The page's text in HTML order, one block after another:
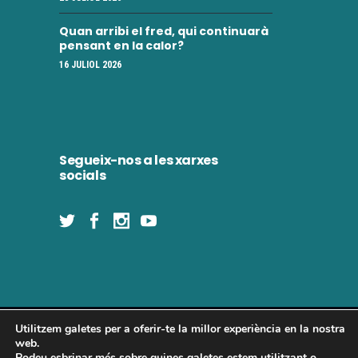
Quan arribi el fred, qui continuarà
pensant en la calor?
16 JULIOL 2026
Segueix-nos a les xarxes
socials
Utilitzem galetes per a oferir-te la millor experiència en la nostra
web.